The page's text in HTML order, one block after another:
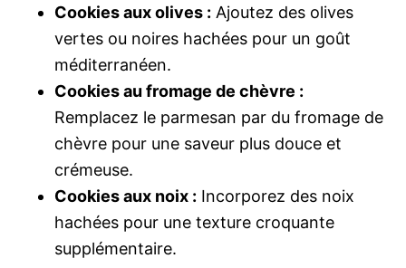
Cookies aux olives : Ajoutez des olives
vertes ou noires hachées pour un goût
méditerranéen.
Cookies au fromage de chèvre :
Remplacez le parmesan par du fromage de
chèvre pour une saveur plus douce et
crémeuse.
Cookies aux noix : Incorporez des noix
hachées pour une texture croquante
supplémentaire.